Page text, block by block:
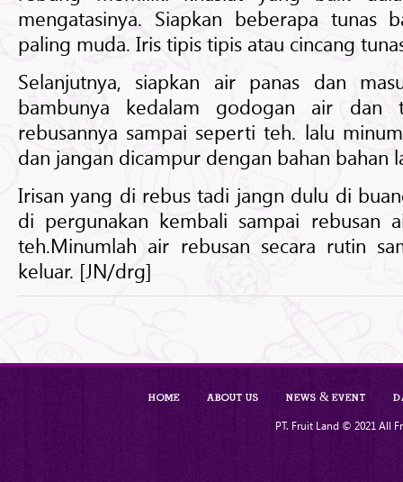
mengatasinya. Siapkan beberapa tunas
paling muda. Iris tipis tipis atau cincang
Selanjutnya, siapkan air panas dan
bambunya kedalam godogan air dan
rebusannya sampai seperti teh. lalu
dan jangan dicampur dengan bahan bahan
Irisan yang di rebus tadi jangn dulu di
di pergunakan kembali sampai rebusan
teh.Minumlah air rebusan secara rutin
keluar. [JN/drg]
Home About Us News & Event
PT. Fruit Land © 2021 All